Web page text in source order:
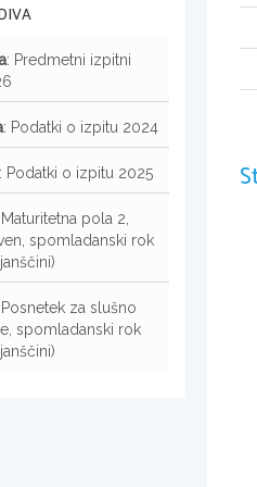
: Predmetni izpitni
: Podatki o izpitu 2024
: Podatki o izpitu 2025
pola 2,
spomladanski rok
za slušno
spomladanski rok